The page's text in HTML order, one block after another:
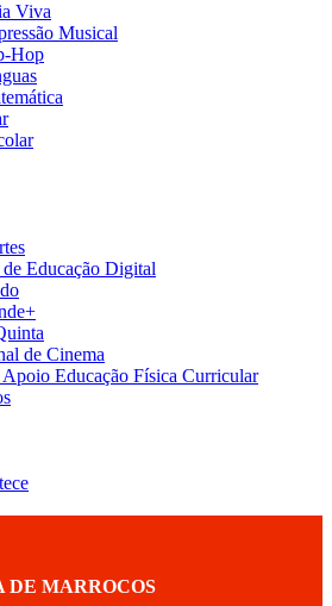
Viva
Musical
Hop
Educação Digital
de Cinema
Apoio Educação Física Curricular
DE MARROCOS